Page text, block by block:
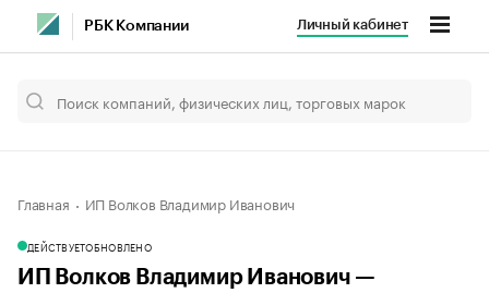
РБК Компании Личный кабинет
Главная ИП Волков Владимир Иванович
ДЕЙСТВУЕТОБНОВЛЕНО
ИП Волков Владимир Иванович —